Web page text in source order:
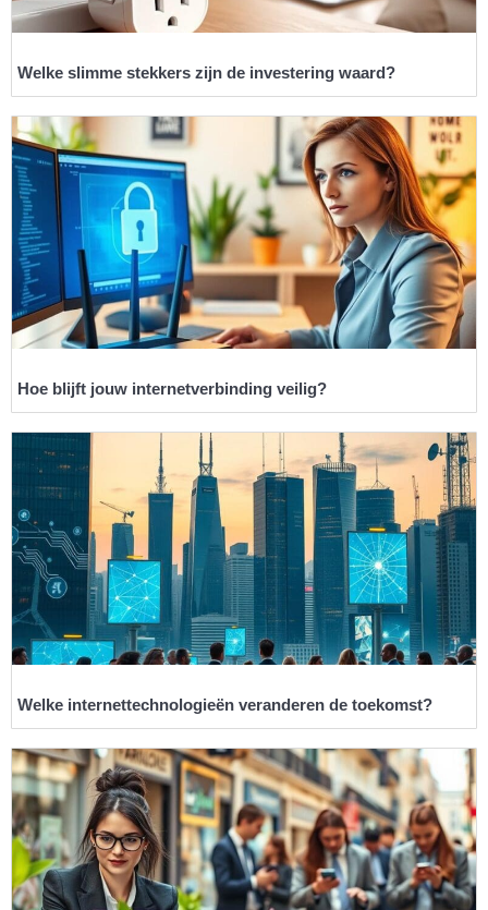
Welke slimme stekkers zijn de investering waard?
Hoe blijft jouw internetverbinding veilig?
Welke internettechnologieën veranderen de toekomst?